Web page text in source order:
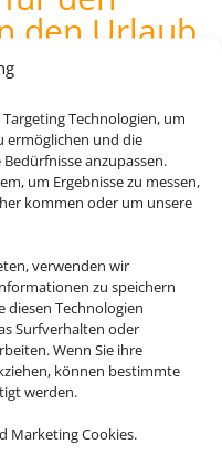
Technologien, um
ermöglichen und die
anzupassen.
um Ergebnisse zu messen,
kommen oder um unsere
verwenden wir
zu speichern
diesen Technologien
Surfverhalten oder
Wenn Sie ihre
können bestimmte
werden.
Marketing Cookies.
den Urlaub
haben für jedes Ziel
Sie jetzt von unserem
Airlines